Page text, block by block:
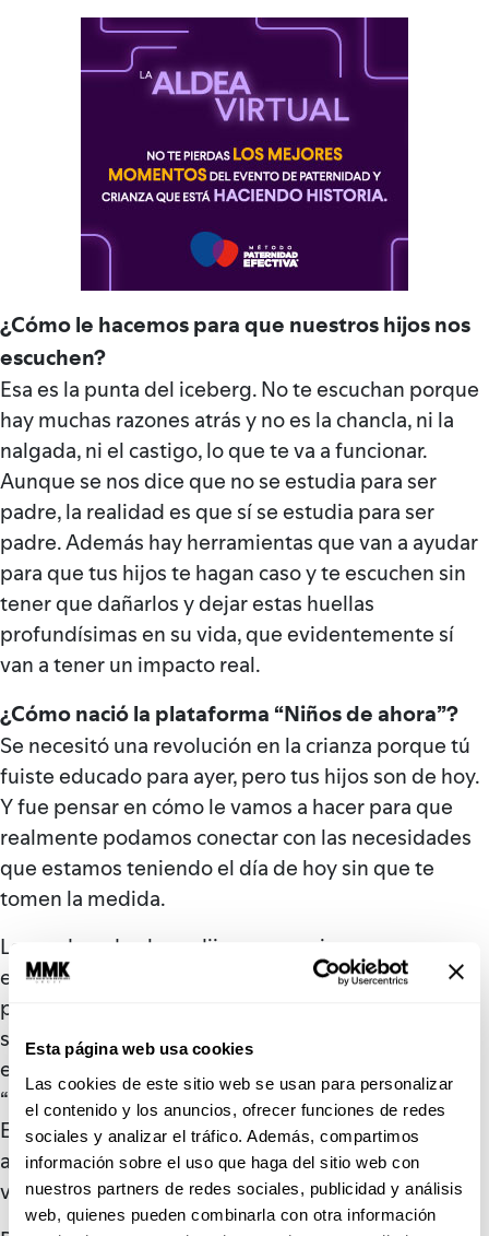
Esta página web usa cookies
Las cookies de este sitio web se usan para personalizar
el contenido y los anuncios, ofrecer funciones de redes
sociales y analizar el tráfico. Además, compartimos
información sobre el uso que haga del sitio web con
nuestros partners de redes sociales, publicidad y análisis
web, quienes pueden combinarla con otra información
¿Cómo le hacemos para que nuestros hijos nos
escuchen?
Esa es la punta del iceberg. No te escuchan porque
hay muchas razones atrás y no es la chancla, ni la
nalgada, ni el castigo, lo que te va a funcionar.
Aunque se nos dice que no se estudia para ser
padre, la realidad es que sí se estudia para ser
padre. Además hay herramientas que van a ayudar
para que tus hijos te hagan caso y te escuchen sin
tener que dañarlos y dejar estas huellas
profundísimas en su vida, que evidentemente sí
van a tener un impacto real.
¿Cómo nació la plataforma “Niños de ahora”?
Se necesitó una revolución en la crianza porque tú
fuiste educado para ayer, pero tus hijos son de hoy.
Y fue pensar en cómo le vamos a hacer para que
realmente podamos conectar con las necesidades
que estamos teniendo el día de hoy sin que te
tomen la medida.
Los padres de ahora dijeron no quiero que me
eduquen como los de ayer y entonces dieron el
pendulazo, o sea se fueron del autoritarismo a ser
súper permisivos. Y eso no es una paternidad
efectiva ni una paternidad consciente, de ahí surge
“Niños de ahora” y el Método de Paternidad
Efectiva que te da literal el paso a paso para
acompañar a tus hijos en todas las etapas de tu
vida.